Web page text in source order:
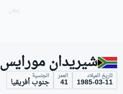
شيريدان مورايس
تاريخ الميلاد
1985-03-11
العمر
41
الجنسية
جنوب أفريقيا